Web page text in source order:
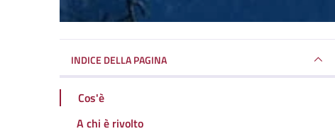
INDICE DELLA PAGINA
Cos'è
A chi è rivolto